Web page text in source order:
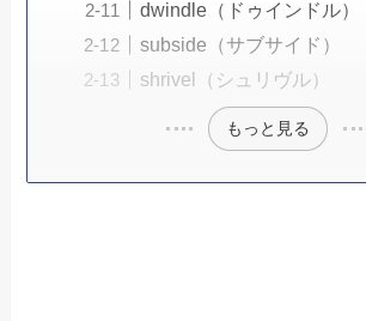
dwindle（ドゥインドル）
subside（サブサイド）
shrivel（シュリヴル）
もっと見る